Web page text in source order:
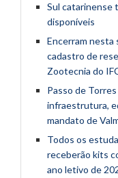
Sul catarinense
disponíveis
Encerram nesta
cadastro de
Zootecnia do
Passo de
infraestrutura,
mandato de
Todos os
receberão kits
ano letivo de